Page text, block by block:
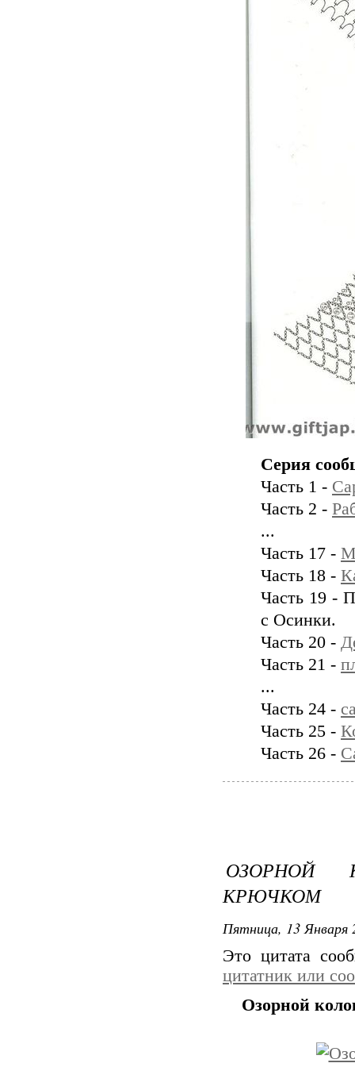
Серия
Часть 1 -
Часть 2 -
...
Часть 17 -
Часть 18 -
Часть 19 -
с Осинки.
Часть 20 -
Часть 21 -
...
Часть 24 -
Часть 25 -
Часть 26 -
ОЗОРНОЙ
КРЮЧКОМ
Пятница, 13 Января
Это цитата
цитатник или
Озорной